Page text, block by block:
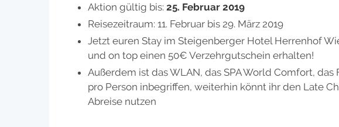
Aktion gültig bis: 25. Februar 2019
Reisezeitraum: 11. Februar bis 29. März 2019
Jetzt euren Stay im Steigenberger Hotel Herrenhof
und on top einen 50€ Verzehrgutschein erhalten!
Außerdem ist das WLAN, das SPA World Comfort,
pro Person inbegriffen, weiterhin könnt ihr den Late
Abreise nutzen